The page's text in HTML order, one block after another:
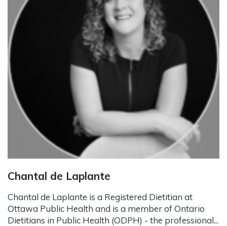
Chantal de Laplante
Chantal de Laplante is a Registered Dietitian at
Ottawa Public Health and is a member of Ontario
Dietitians in Public Health (ODPH) - the professional...